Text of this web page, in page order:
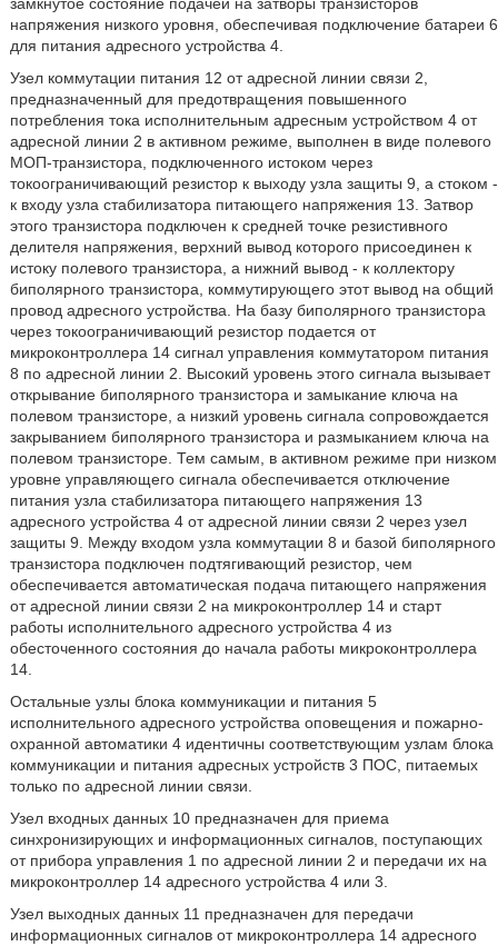
напряжения низкого уровня, обеспечивая подключение батареи 6
для питания адресного устройства 4.
Узел коммутации питания 12 от адресной линии связи 2,
предназначенный для предотвращения повышенного
потребления тока исполнительным адресным устройством 4 от
адресной линии 2 в активном режиме, выполнен в виде полевого
МОП-транзистора, подключенного истоком через
токоограничивающий резистор к выходу узла защиты 9, а стоком -
к входу узла стабилизатора питающего напряжения 13. Затвор
этого транзистора подключен к средней точке резистивного
делителя напряжения, верхний вывод которого присоединен к
истоку полевого транзистора, а нижний вывод - к коллектору
биполярного транзистора, коммутирующего этот вывод на общий
провод адресного устройства. На базу биполярного транзистора
через токоограничивающий резистор подается от
микроконтроллера 14 сигнал управления коммутатором питания
8 по адресной линии 2. Высокий уровень этого сигнала вызывает
открывание биполярного транзистора и замыкание ключа на
полевом транзисторе, а низкий уровень сигнала сопровождается
закрыванием биполярного транзистора и размыканием ключа на
полевом транзисторе. Тем самым, в активном режиме при низком
уровне управляющего сигнала обеспечивается отключение
питания узла стабилизатора питающего напряжения 13
адресного устройства 4 от адресной линии связи 2 через узел
защиты 9. Между входом узла коммутации 8 и базой биполярного
транзистора подключен подтягивающий резистор, чем
обеспечивается автоматическая подача питающего напряжения
от адресной линии связи 2 на микроконтроллер 14 и старт
работы исполнительного адресного устройства 4 из
обесточенного состояния до начала работы микроконтроллера
14.
Остальные узлы блока коммуникации и питания 5
исполнительного адресного устройства оповещения и пожарно-
охранной автоматики 4 идентичны соответствующим узлам блока
коммуникации и питания адресных устройств 3 ПОС, питаемых
только по адресной линии связи.
Узел входных данных 10 предназначен для приема
синхронизирующих и информационных сигналов, поступающих
от прибора управления 1 по адресной линии 2 и передачи их на
микроконтроллер 14 адресного устройства 4 или 3.
Узел выходных данных 11 предназначен для передачи
информационных сигналов от микроконтроллера 14 адресного